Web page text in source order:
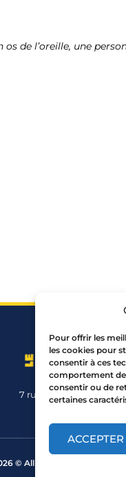
Pour offrir les
les cookies pour
consentir à ces
comportement de
consentir ou de
certaines
ACCEPTER
de l’oreille, une
7 rue Mourguet 69005
© All rights Reserved.